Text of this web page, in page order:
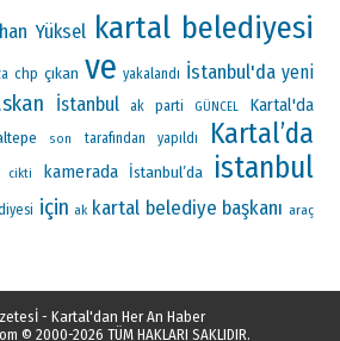
Yüksel kartal belediyesi
chp çıkan ve yakalandı İstanbul'da yeni
İstanbul ak parti GÜNCEL Kartal'da
son tarafından yapıldı Kartal’da
cikti kamerada İstanbul’da istanbul
için ak kartal belediye başkanı araç
- Kartal'dan Her An Haber
© 2000-2026 TÜM HAKLARI SAKLIDIR.